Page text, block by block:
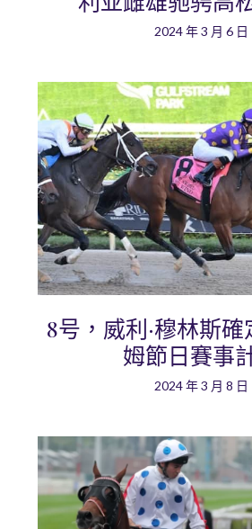
2024 年 3 月 6 日
8号，威利·穆林斯
姆節日賽事
2024 年 3 月 8 日